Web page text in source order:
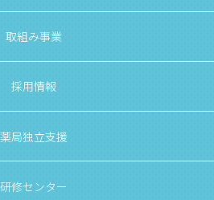
取組み事業
採用情報
薬局独立支援
研修センター